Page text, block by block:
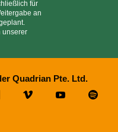
für
an
unserer
Quadrian Pte. Ltd.